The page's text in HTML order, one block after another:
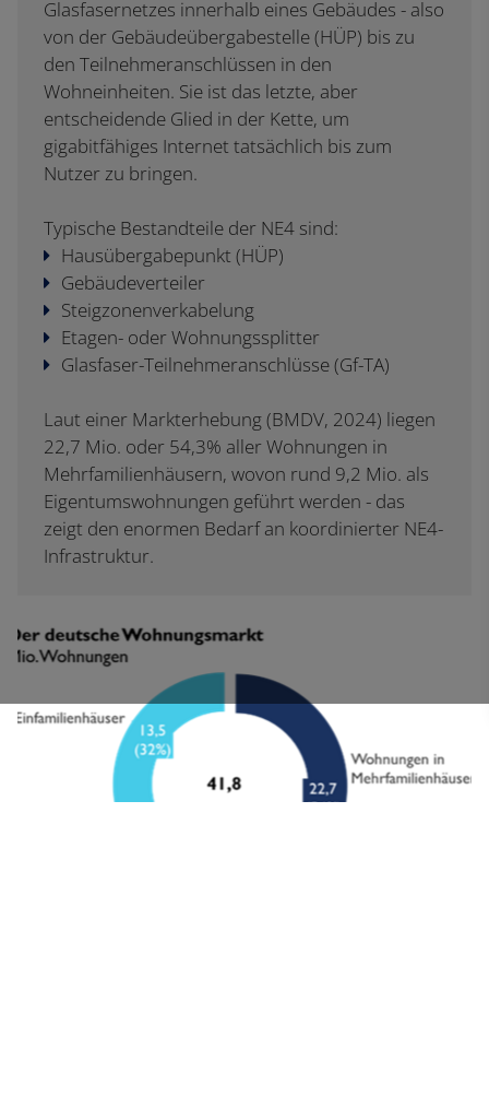
Glasfasernetzes innerhalb eines Gebäudes - also
von der Gebäudeübergabestelle (HÜP) bis zu
den Teilnehmeranschlüssen in den
Wohneinheiten. Sie ist das letzte, aber
entscheidende Glied in der Kette, um
gigabitfähiges Internet tatsächlich bis zum
Nutzer zu bringen.
Typische Bestandteile der NE4 sind:
Hausübergabepunkt (HÜP)
Gebäudeverteiler
Steigzonenverkabelung
Etagen- oder Wohnungssplitter
Glasfaser-Teilnehmeranschlüsse (Gf-TA)
Laut einer Markterhebung (BMDV, 2024) liegen
22,7 Mio. oder 54,3% aller Wohnungen in
Mehrfamilienhäusern, wovon rund 9,2 Mio. als
Eigentumswohnungen geführt werden - das
zeigt den enormen Bedarf an koordinierter NE4-
Infrastruktur.